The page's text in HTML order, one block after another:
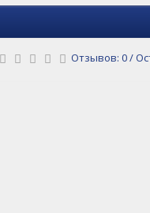
Отзывов: 0/